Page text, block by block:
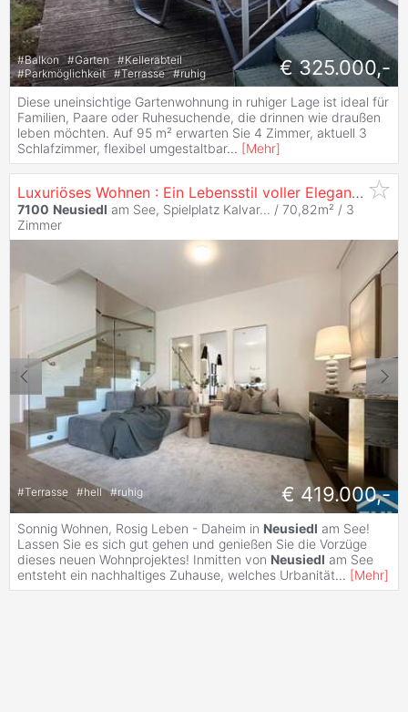
#Balkon #Garten #Kellerabteil
#Parkmöglichkeit #Terrasse #ruhig € 325.000,-
Diese uneinsichtige Gartenwohnung in ruhiger Lage ist ideal für
Familien, Paare oder Ruhesuchende, die drinnen wie draußen
leben möchten. Auf 95 m² erwarten Sie 4 Zimmer, aktuell 3
Schlafzimmer, flexibel umgestaltbar... [Mehr]
Luxuriöses Wohnen : Ein Lebensstil voller Eleganz und Komfort!
7100 Neusiedl am See, Spielplatz Kalvar... / 70,82m² / 3
Zimmer
#Terrasse #hell #ruhig € 419.000,-
Sonnig Wohnen, Rosig Leben - Daheim in Neusiedl am See!
Lassen Sie es sich gut gehen und genießen Sie die Vorzüge
dieses neuen Wohnprojektes! Inmitten von Neusiedl am See
entsteht ein nachhaltiges Zuhause, welches Urbanität... [Mehr]